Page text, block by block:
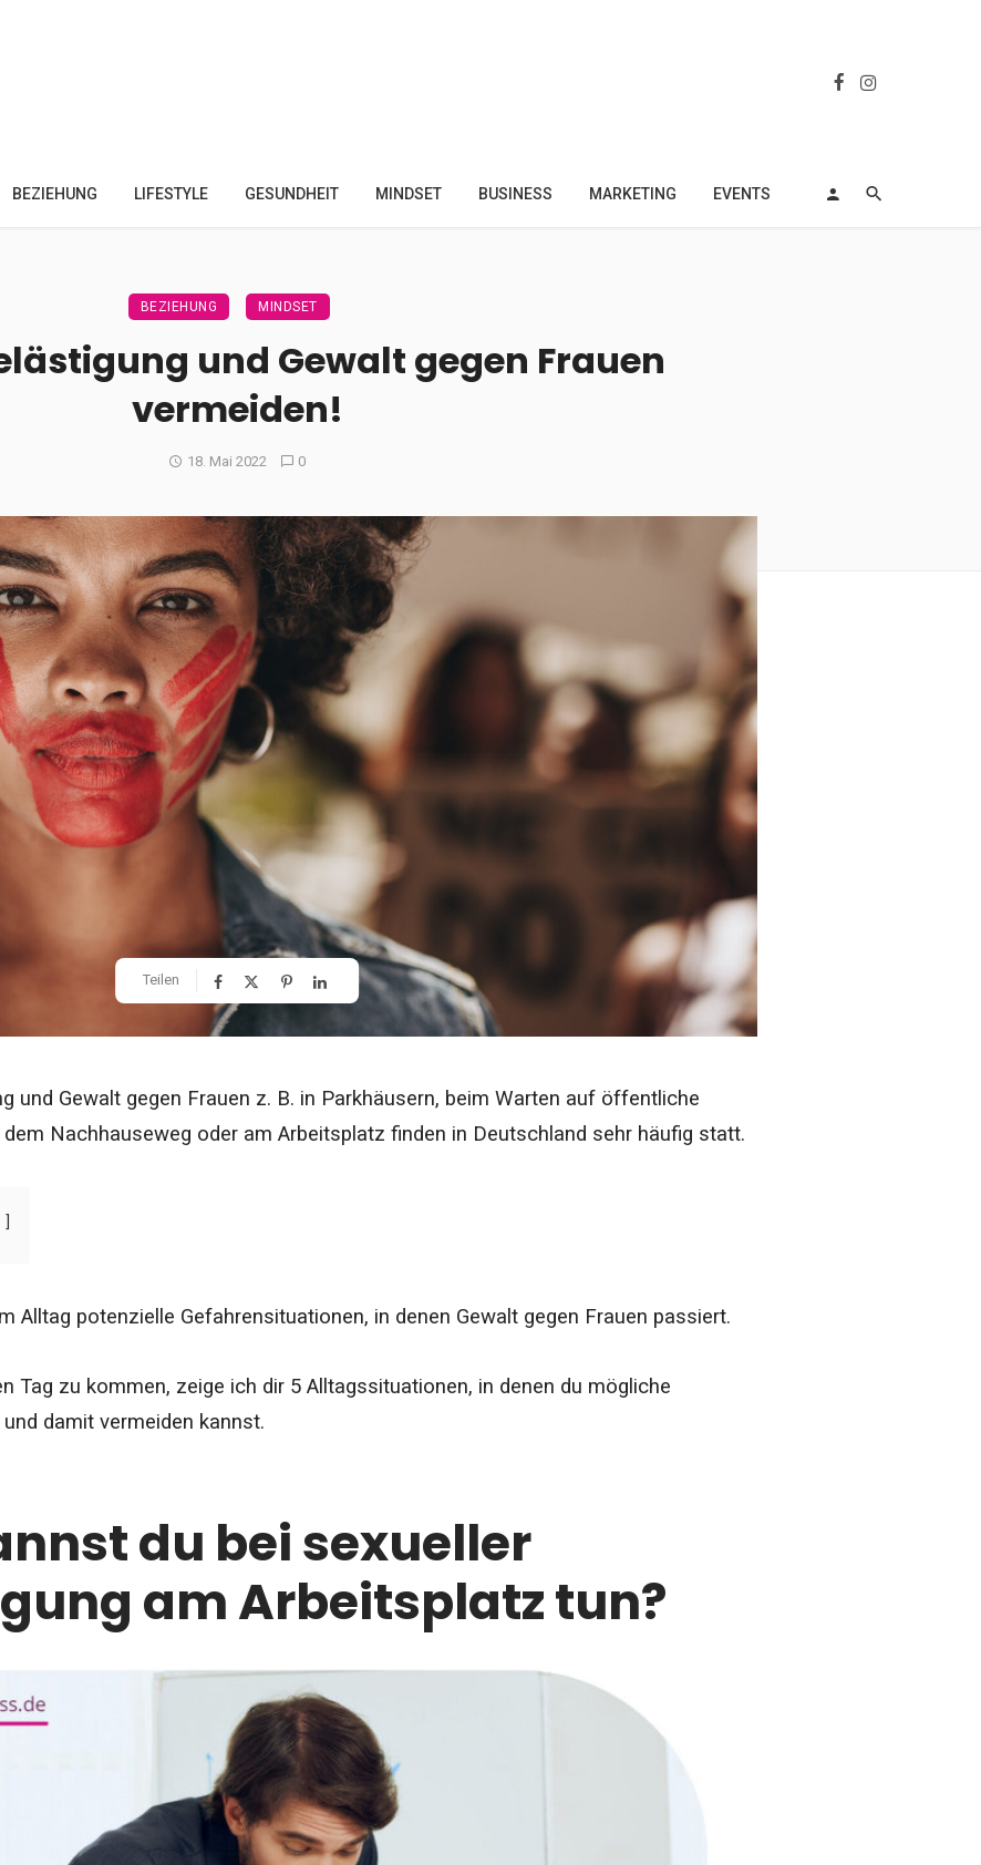
BEZIEHUNG LIFESTYLE GESUNDHEIT MINDSET BUSINESS MARKETING EVENTS
BEZIEHUNG MINDSET
und Gewalt gegen Frauen
vermeiden!
18. Mai 2022 0
Teilen
und Gewalt gegen Frauen z. B. in Parkhäusern, beim Warten auf öffentliche
Nachhauseweg oder am Arbeitsplatz finden in Deutschland sehr häufig statt.
Alltag potenzielle Gefahrensituationen, in denen Gewalt gegen Frauen passiert.
Tag zu kommen, zeige ich dir 5 Alltagssituationen, in denen du mögliche
damit vermeiden kannst.
du bei sexueller
am Arbeitsplatz tun?